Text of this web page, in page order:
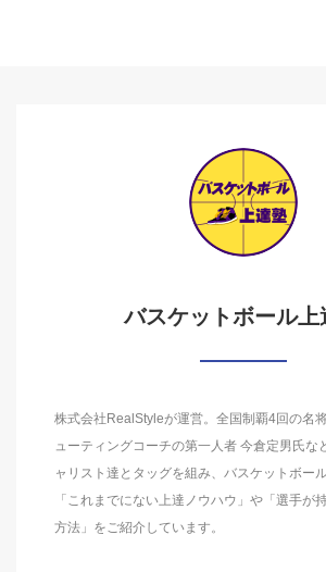
バスケットボール上
株式会社RealStyleが運営。全国制覇4回の名
ューティングコーチの第一人者 今倉定男氏な
ャリスト達とタッグを組み、バスケットボー
「これまでにない上達ノウハウ」や「選手が
方法」をご紹介しています。